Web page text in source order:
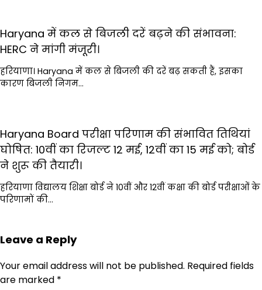
Haryana में कल से बिजली दरें बढ़ने की संभावना:
HERC ने मांगी मंजूरी।
हरियाणा। Haryana में कल से बिजली की दरें बढ़ सकती हैं, इसका
कारण बिजली निगम…
Haryana Board परीक्षा परिणाम की संभावित तिथियां
घोषित: 10वीं का रिजल्ट 12 मई, 12वीं का 15 मई को; बोर्ड
ने शुरू की तैयारी।
हरियाणा विद्यालय शिक्षा बोर्ड ने 10वीं और 12वीं कक्षा की बोर्ड परीक्षाओं के
परिणामों की…
Leave a Reply
Your email address will not be published. Required fields
are marked *